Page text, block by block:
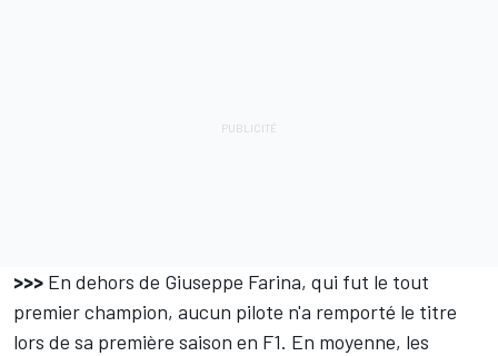
>>> En dehors de Giuseppe Farina, qui fut le tout
premier champion, aucun pilote n'a remporté le titre
lors de sa première saison en F1. En moyenne, les